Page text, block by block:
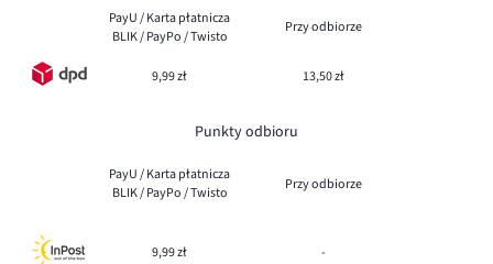
PayU / Karta płatnicza
BLIK / PayPo / Twisto
Przy odbiorze
9,99 zł 13,50 zł
Punkty odbioru
PayU / Karta płatnicza
BLIK / PayPo / Twisto
Przy odbiorze
9,99 zł -